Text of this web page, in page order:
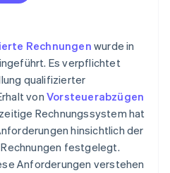
verstehen,
Rechnungen
Rechnungen wurde in
Es verpflichtet
qualifizierter
von Vorsteuerabzügen
Rechnungssystem hat
hinsichtlich der
festgelegt.
Anforderungen verstehen